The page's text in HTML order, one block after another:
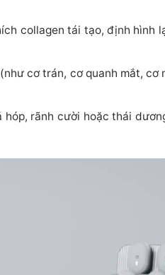
collagen tái tạo, định hình
cơ trán, cơ quanh mắt, cơ
rãnh cười hoặc thái